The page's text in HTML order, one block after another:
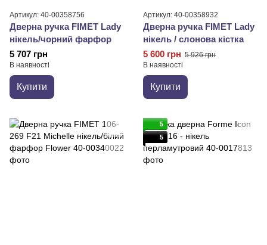
Артикул: 40-00358756
Дверна ручка FIMET Lady
нікель/чорний фарфор
5 707 грн
В наявності
Купити
Артикул: 40-00358932
Дверна ручка FIMET Lady
нікель / слонова кістка
5 600 грн 5 926 грн
В наявності
Купити
5
5